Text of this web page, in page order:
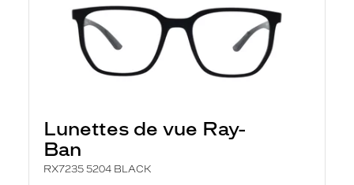
Lunettes de vue Ray-
Ban
RX7235 5204 BLACK